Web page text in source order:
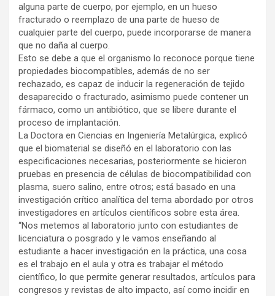
alguna parte de cuerpo, por ejemplo, en un hueso
fracturado o reemplazo de una parte de hueso de
cualquier parte del cuerpo, puede incorporarse de manera
que no daña al cuerpo.
Esto se debe a que el organismo lo reconoce porque tiene
propiedades biocompatibles, además de no ser
rechazado, es capaz de inducir la regeneración de tejido
desaparecido o fracturado, asimismo puede contener un
fármaco, como un antibiótico, que se libere durante el
proceso de implantación.
La Doctora en Ciencias en Ingeniería Metalúrgica, explicó
que el biomaterial se diseñó en el laboratorio con las
especificaciones necesarias, posteriormente se hicieron
pruebas en presencia de células de biocompatibilidad con
plasma, suero salino, entre otros; está basado en una
investigación crítico analítica del tema abordado por otros
investigadores en artículos científicos sobre esta área.
“Nos metemos al laboratorio junto con estudiantes de
licenciatura o posgrado y le vamos enseñando al
estudiante a hacer investigación en la práctica, una cosa
es el trabajo en el aula y otra es trabajar el método
científico, lo que permite generar resultados, artículos para
congresos y revistas de alto impacto, así como incidir en